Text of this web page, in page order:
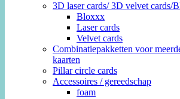
3D laser cards/ 3D velvet cards/
Bloxxx
Laser cards
Velvet cards
Combinatiepakketten voor
kaarten
Pillar circle cards
Accessoires / gereedschap
foam